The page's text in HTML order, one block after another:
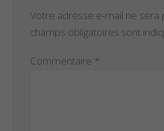
Votre adresse e-mail ne sera
champs obligatoires sont
Commentaire *